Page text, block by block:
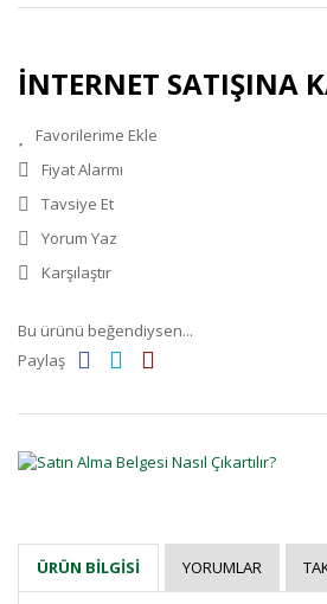
İNTERNET SATIŞINA
Fiyat Alarmı
Tavsiye Et
Yorum Yaz
Karşılaştır
Bu ürünü beğendiysen...
Paylaş
ÜRÜN BILGISI YORUMLAR